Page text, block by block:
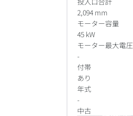
2,094 mm
モーター容量
45 kW
モーター最大電圧
-
付帯
あり
年式
-
中古